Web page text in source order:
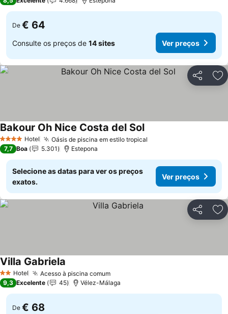
De € 64
Consulte os preços de 14 sites Ver preços
Partilhar
4 EstrelasHotel Oásis de piscina em estilo tropical
Bakour Oh Nice Costa del SolVer preços
7,7 Boa 5.301 Estepona
Selecione as datas para ver os preços
exatos.
Ver preços
Partilhar
2 Estrelas
Hotel Acesso à piscina comumVer preços
Villa Gabriela
9,3 Excelente 45 Vélez-Málaga
De € 68